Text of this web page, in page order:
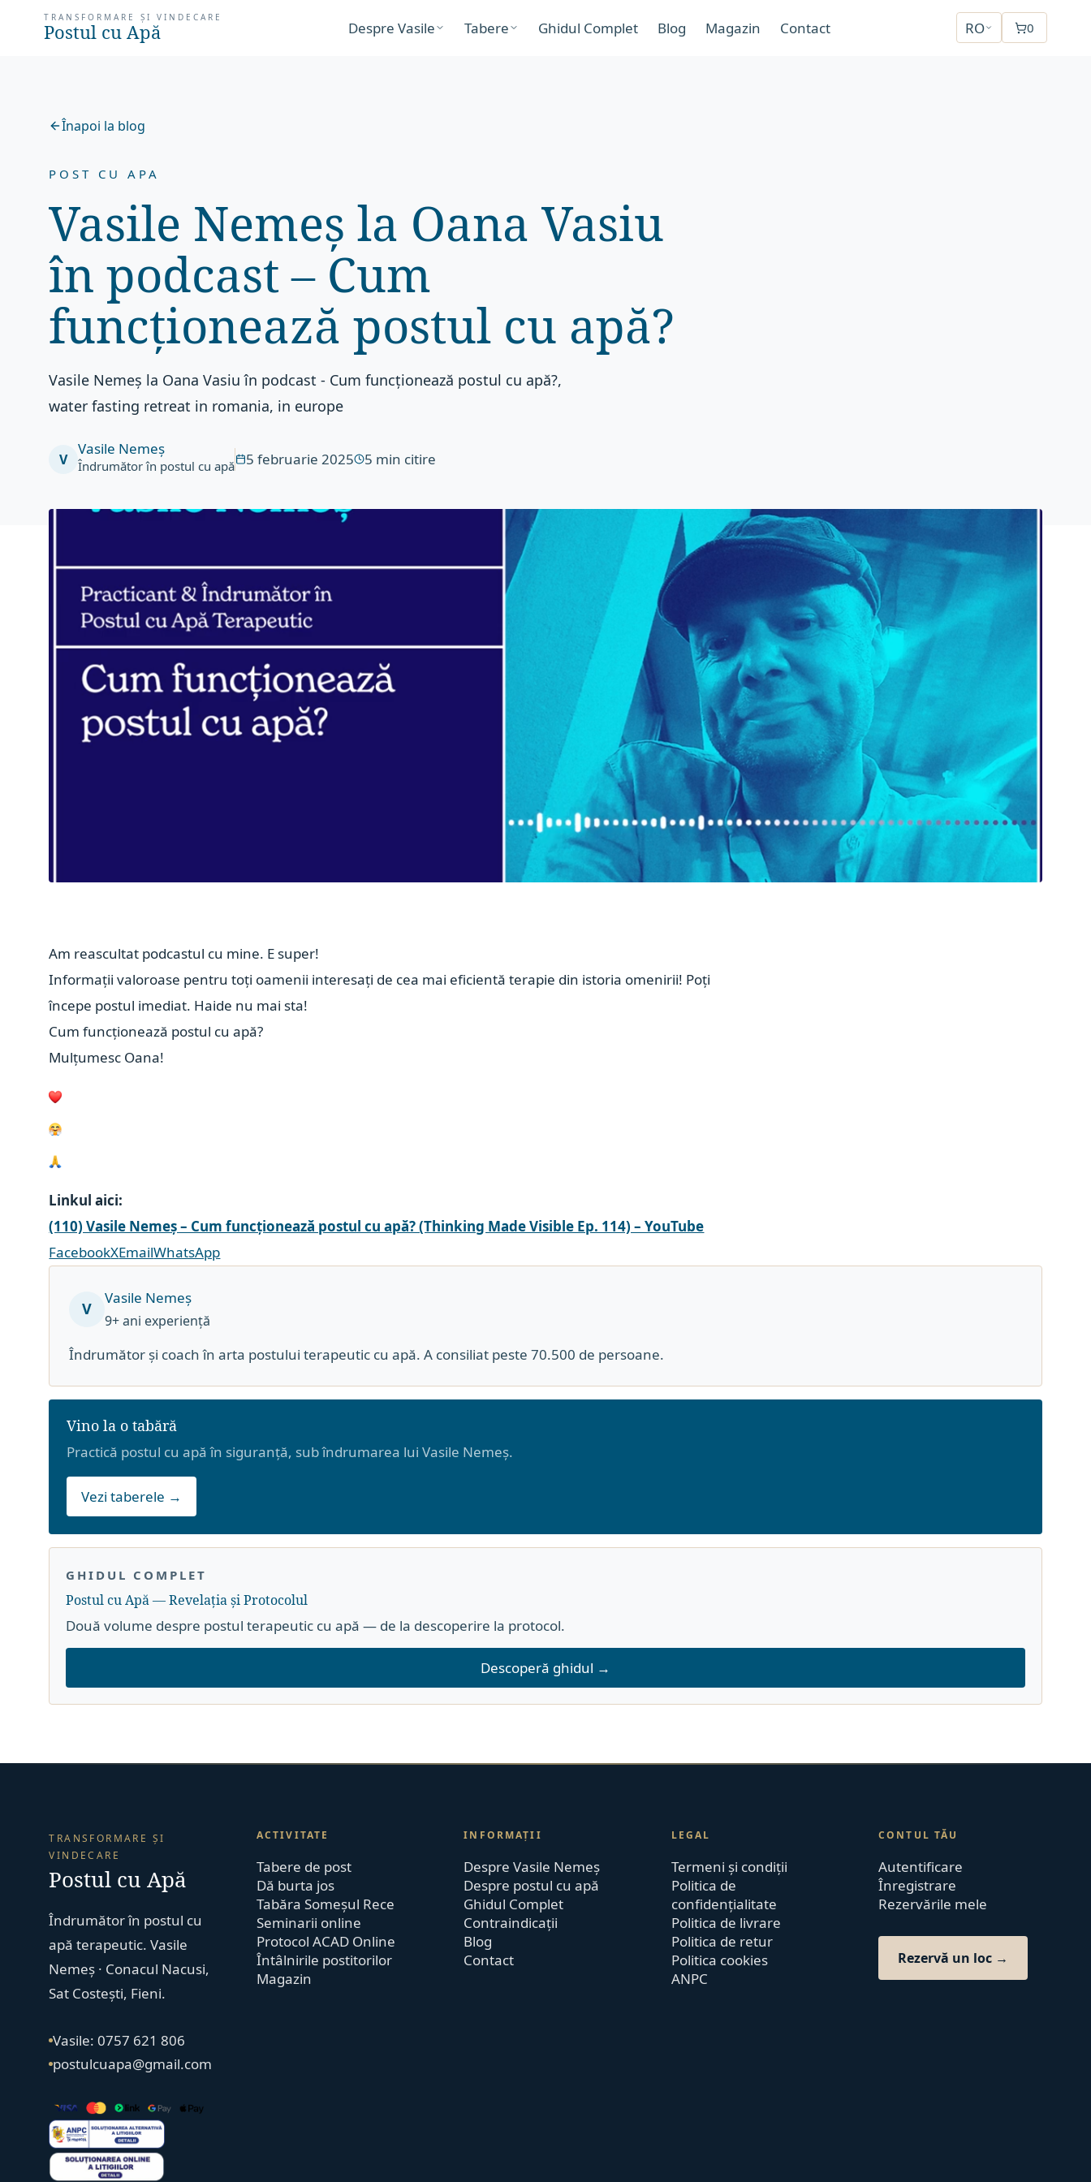
TRANSFORMARE ȘI VINDECARE
Postul cu Apă Despre Vasile Tabere Ghidul Complet Blog Magazin Contact RO 0
Înapoi la blog
POST CU APA
Vasile Nemeș la Oana Vasiu
în podcast – Cum
funcționează postul cu apă?
Vasile Nemeș la Oana Vasiu în podcast - Cum funcționează postul cu apă?,
water fasting retreat in romania, in europe
V
Vasile Nemeș
Îndrumător în postul cu apă 5 februarie 2025 5 min citire
Am reascultat podcastul cu mine. E super!
Informații valoroase pentru toți oamenii interesați de cea mai eficientă terapie din istoria omenirii! Poți
începe postul imediat. Haide nu mai sta!
Cum funcționează postul cu apă?
Mulțumesc Oana!
Linkul aici:
(110) Vasile Nemeș – Cum funcționează postul cu apă? (Thinking Made Visible Ep. 114) – YouTube
FacebookXEmailWhatsApp
V
Vasile Nemeș
9+ ani experiență
Îndrumător și coach în arta postului terapeutic cu apă. A consiliat peste 70.500 de persoane.
Vino la o tabără
Practică postul cu apă în siguranță, sub îndrumarea lui Vasile Nemeș.
Vezi taberele →
GHIDUL COMPLET
Postul cu Apă — Revelația și Protocolul
Două volume despre postul terapeutic cu apă — de la descoperire la protocol.
Descoperă ghidul →
TRANSFORMARE ȘI
VINDECARE
Postul cu Apă
Îndrumător în postul cu
apă terapeutic. Vasile
Nemeș · Conacul Nacusi,
Sat Costești, Fieni.
Vasile: 0757 621 806
postulcuapa@gmail.com
ACTIVITATE
Tabere de post
Dă burta jos
Tabăra Someșul Rece
Seminarii online
Protocol ACAD Online
Întâlnirile postitorilor
Magazin
INFORMAȚII
Despre Vasile Nemeș
Despre postul cu apă
Ghidul Complet
Contraindicații
Blog
Contact
LEGAL
Termeni și condiții
Politica de
confidențialitate
Politica de livrare
Politica de retur
Politica cookies
ANPC
CONTUL TĂU
Autentificare
Înregistrare
Rezervările mele
Rezervă un loc →